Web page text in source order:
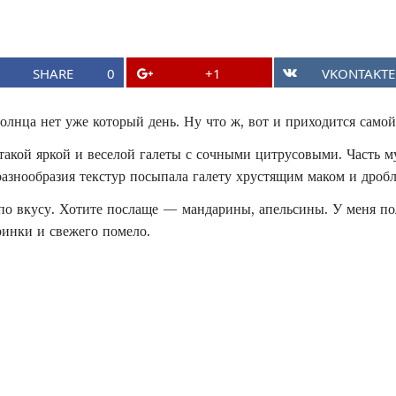
т
и
т
е
SHARE 0 +1 VKONTAKTE
нет уже который день. Ну что ж, вот и приходится
яркой и веселой галеты с сочными цитрусовыми. Часть
текстур посыпала галету хрустящим маком и
вкусу. Хотите послаще — мандарины, апельсины. У меня
и свежего помело.